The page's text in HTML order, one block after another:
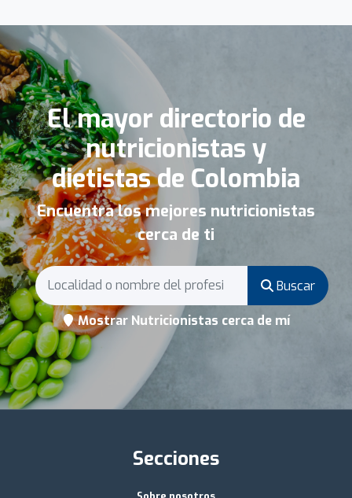
El mayor directorio de
nutricionistas y
dietistas de Colombia
Encuentra los mejores nutricionistas
cerca de ti
Buscar
Mostrar Nutricionistas cerca de mí
Secciones